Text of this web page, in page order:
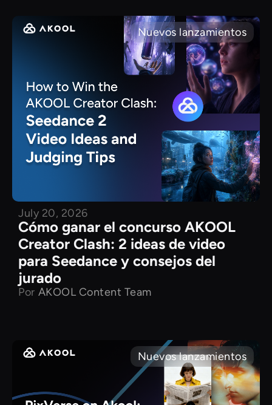
Nuevos lanzamientos
July 20, 2026
Cómo ganar el concurso AKOOL
Creator Clash: 2 ideas de video
para Seedance y consejos del
jurado
Por AKOOL Content Team
Nuevos lanzamientos